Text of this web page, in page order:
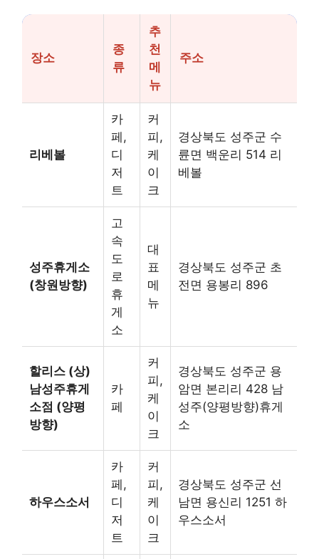
장소
종
류
추
천
메
뉴
주소
리베볼
카
페,
디
저
트
커
피,
케
이
크
경상북도 성주군 수
륜면 백운리 514 리
베볼
성주휴게소
(창원방향)
고
속
도
로
휴
게
소
대
표
메
뉴
경상북도 성주군 초
전면 용봉리 896
할리스 (상)
남성주휴게
소점 (양평
방향)
카
페
커
피,
케
이
크
경상북도 성주군 용
암면 본리리 428 남
성주(양평방향)휴게
소
하우스소서
카
페,
디
저
트
커
피,
케
이
크
경상북도 성주군 선
남면 용신리 1251 하
우스소서